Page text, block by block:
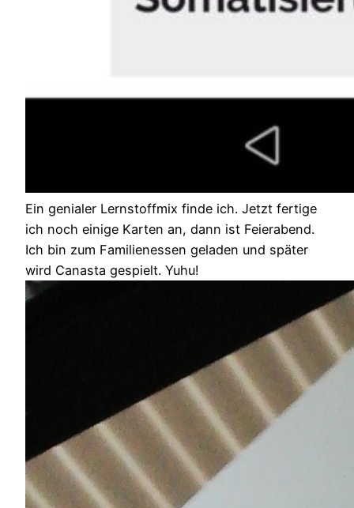
Ein genialer Lernstoffmix finde ich. Jetzt fertige
ich noch einige Karten an, dann ist Feierabend.
Ich bin zum Familienessen geladen und später
wird Canasta gespielt. Yuhu!